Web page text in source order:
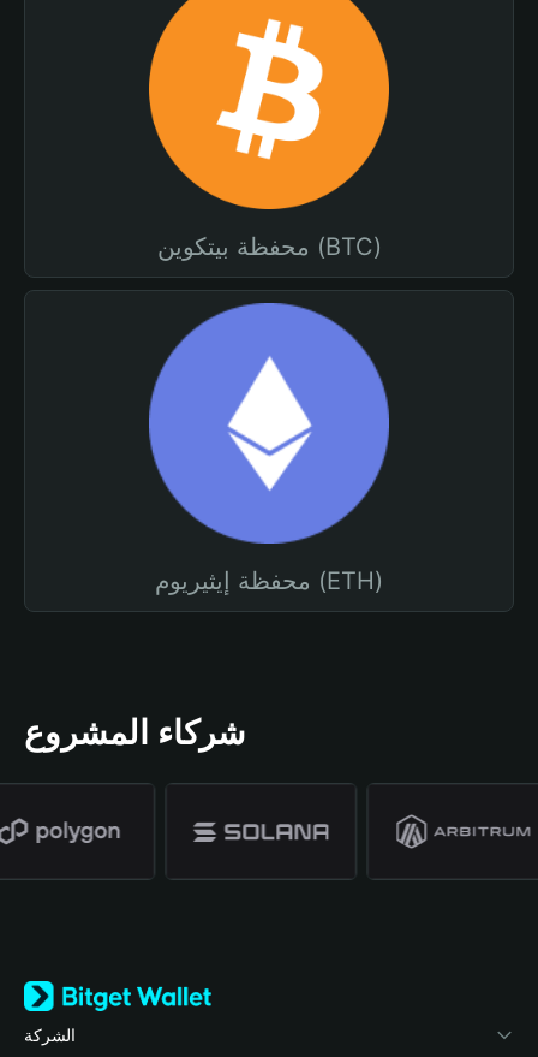
محفظة بيتكوين (BTC)
محفظة إيثيريوم (ETH)
شركاء المشروع
الشركة